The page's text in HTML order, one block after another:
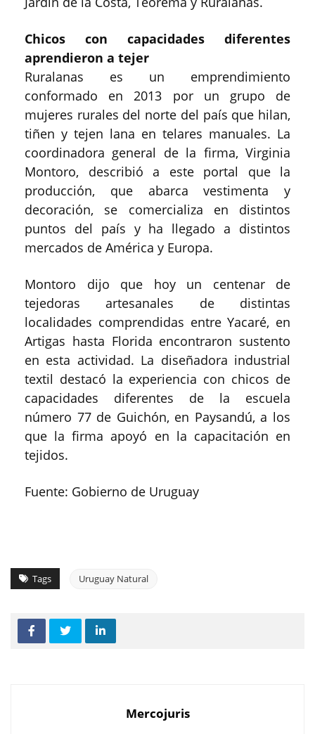
Chicos con capacidades diferentes
aprendieron a tejer
Ruralanas es un emprendimiento
conformado en 2013 por un grupo de
mujeres rurales del norte del país que hilan,
tiñen y tejen lana en telares manuales. La
coordinadora general de la firma, Virginia
Montoro, describió a este portal que la
producción, que abarca vestimenta y
decoración, se comercializa en distintos
puntos del país y ha llegado a distintos
mercados de América y Europa.
Montoro dijo que hoy un centenar de
tejedoras artesanales de distintas
localidades comprendidas entre Yacaré, en
Artigas hasta Florida encontraron sustento
en esta actividad. La diseñadora industrial
textil destacó la experiencia con chicos de
capacidades diferentes de la escuela
número 77 de Guichón, en Paysandú, a los
que la firma apoyó en la capacitación en
tejidos.
Fuente: Gobierno de Uruguay
Tags Uruguay Natural
Mercojuris